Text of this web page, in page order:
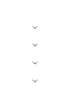
›
›
›
›